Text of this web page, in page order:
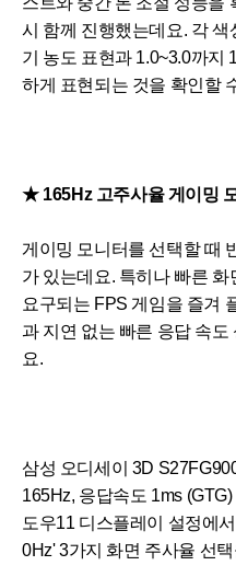
시 함께 진행했는데요. 각
기 농도 표현과 1.0~3.0까지
하게 표현되는 것을 확인할
★ 165Hz 고주사율 게이밍
게이밍 모니터를 선택할 때
가 있는데요. 특히나 빠른 화
요구되는 FPS 게임을 즐겨
과 지연 없는 빠른 응답 속도
요.
삼성 오디세이 3D
165Hz, 응답속도 1ms
도우11 디스플레이 설정에
0Hz' 3가지 화면 주사율 선